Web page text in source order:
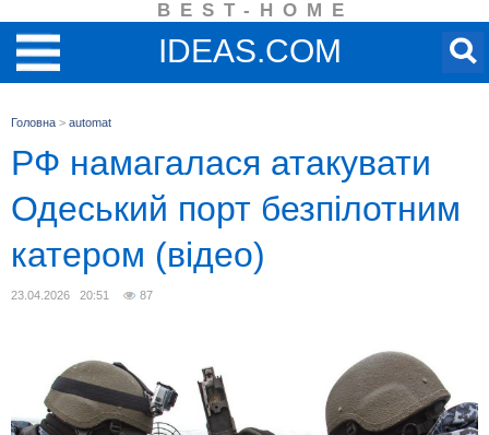
BEST-HOME
IDEAS.COM
Головна > automat
РФ намагалася атакувати
Одеський порт безпілотним
катером (відео)
23.04.2026 20:51 87